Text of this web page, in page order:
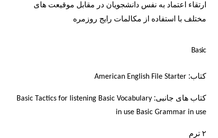
ارتقاء اعتماد به نفس دانشجویان در مقابل موقیعت های
مختلف با استفاده از مکالمات رایج روزمره
Basic
کتاب: American English File Starter
کتاب های جانبی: Basic Tactics for listening Basic Vocabulary
in use Basic Grammar in use
۲ ترم